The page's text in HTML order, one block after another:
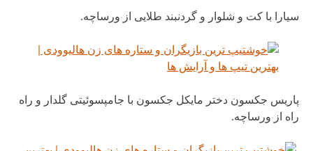
سیارا با کت و شلوار و گردنبند طلایی از ورساچه.
پاریس جکسون دختر مایکل جکسون با جامپسوئیتی گلدار و راه
راه از ورساچه.